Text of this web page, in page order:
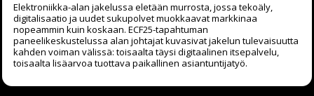
Elektroniikka-alan jakelussa eletään murrosta, jossa tekoäly,
digitalisaatio ja uudet sukupolvet muokkaavat markkinaa
nopeammin kuin koskaan. ECF25-tapahtuman
paneelikeskustelussa alan johtajat kuvasivat jakelun tulevaisuutta
kahden voiman välissä: toisaalta täysi digitaalinen itsepalvelu,
toisaalta lisäarvoa tuottava paikallinen asiantuntijatyö.